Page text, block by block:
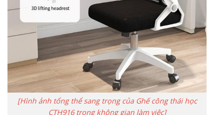
[Hình ảnh tổng thể sang trọng của Ghế công thái học
CTH916 trong không gian làm việc]